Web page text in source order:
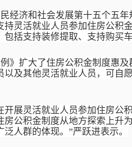
民经济和社会发展第十五个五
持灵活就业人员参加住房公积
包括支持装修提取、支持购买
》扩大了住房公积金制度惠
以及其他灵活就业人员，可自
开展灵活就业人员参加住房公
房公积金制度从地方探索上升
人群的体现。”严跃进表示。